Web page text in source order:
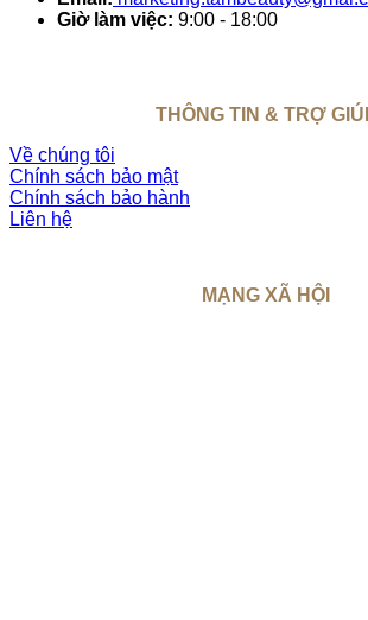
Giờ làm việc: 9:00 - 18:00
THÔNG TIN & TRỢ
Về chúng tôi
Chính sách bảo mật
Chính sách bảo hành
Liên hệ
MẠNG XÃ HỘI